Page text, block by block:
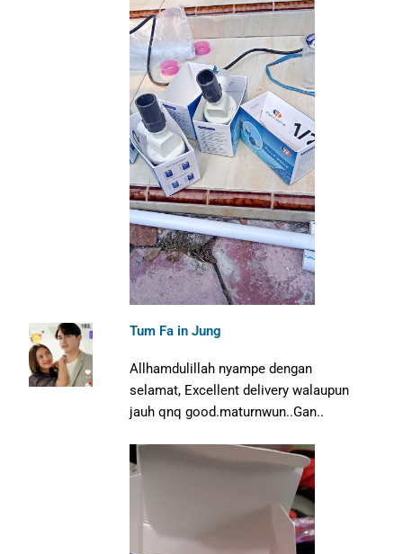
Tum Fa in Jung
Allhamdulillah nyampe dengan
selamat, Excellent delivery walaupun
jauh qnq good.maturnwun..Gan..